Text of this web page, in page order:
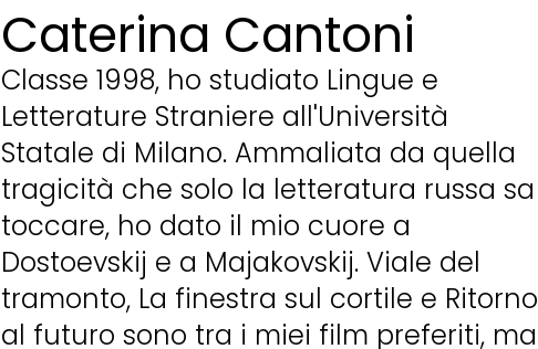
Caterina Cantoni
Classe 1998, ho studiato Lingue e
Letterature Straniere all'Università
Statale di Milano. Ammaliata da quella
tragicità che solo la letteratura russa sa
toccare, ho dato il mio cuore a
Dostoevskij e a Majakovskij. Viale del
tramonto, La finestra sul cortile e Ritorno
al futuro sono tra i miei film preferiti, ma